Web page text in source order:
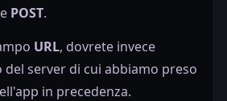
POST.
URL, dovrete invece
server di cui abbiamo preso
in precedenza.